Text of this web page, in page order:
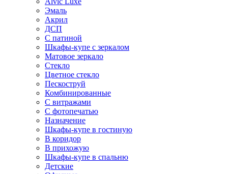
Эмаль
Акрил
ДСП
С патиной
Шкафы-купе с зеркалом
Матовое зеркало
Стекло
Цветное стекло
Пескоструй
Комбинированные
С витражами
С фотопечатью
Назначение
Шкафы-купе в гостиную
В коридор
В прихожую
Шкафы-купе в спальню
Детские